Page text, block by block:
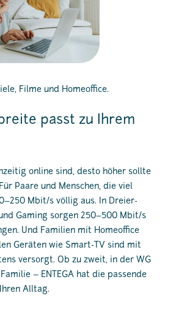
Filme und Homeoffice.
passt zu Ihrem
online sind, desto höher sollte
Paare und Menschen, die viel
Mbit/s völlig aus. In Dreier-
Gaming sorgen 250–500 Mbit/s
Und Familien mit Homeoffice
Geräten wie Smart-TV sind mit
versorgt. Ob zu zweit, in der WG
– ENTEGA hat die passende
Alltag.